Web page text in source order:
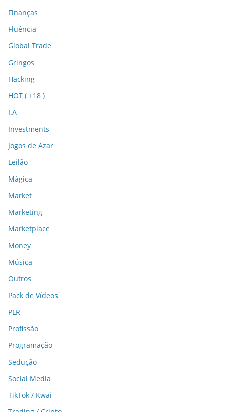
Finanças
Fluência
Global Trade
Gringos
Hacking
HOT ( +18 )
I.A
Investments
Jogos de Azar
Leilão
Mágica
Market
Marketing
Marketplace
Money
Música
Outros
Pack de Vídeos
PLR
Profissão
Programação
Sedução
Social Media
TikTok / Kwai